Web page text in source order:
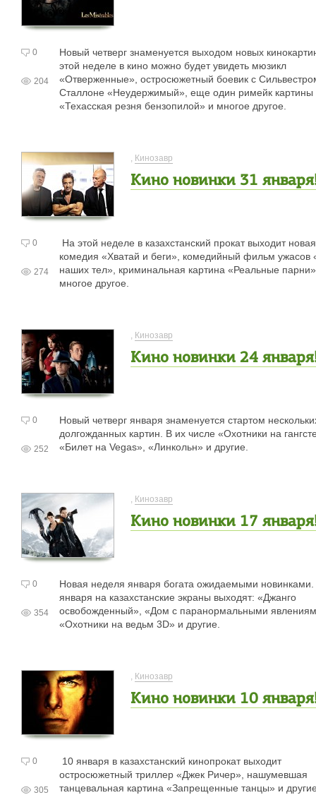
0
204
Новый четверг знаменуется выходом новых
этой неделе в кино можно будет увидеть мюзикл
«Отверженные», остросюжетный боевик с
Сталлоне «Неудержимый», еще один римейк картины
«Техасская резня бензопилой» и многое другое.
, Кинозавр
Кино новинки 31
0
274
На этой неделе в казахстанский прокат выходит новая
комедия «Хватай и беги», комедийный фильм ужасов
наших тел», криминальная картина «Реальные
многое другое.
, Кинозавр
Кино новинки 24
0
252
Новый четверг января знаменуется стартом
долгожданных картин. В их числе «Охотники на
«Билет на Vegas», «Линкольн» и другие.
, Кинозавр
Кино новинки 17
0
354
Новая неделя января богата ожидаемыми новинками.
января на казахстанские экраны выходят: «Джанго
освобожденный», «Дом с паранормальными
«Охотники на ведьм 3D» и другие.
, Кинозавр
Кино новинки 10
0
305
10 января в казахстанский кинопрокат выходит
остросюжетный триллер «Джек Ричер», нашумевшая
танцевальная картина «Запрещенные танцы» и